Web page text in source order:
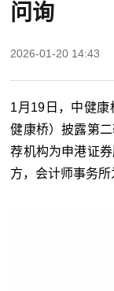
问询
2026-01-20 14:43
1月19日，中健
健康桥）披露第
荐机构为申港证
方，会计师事务所